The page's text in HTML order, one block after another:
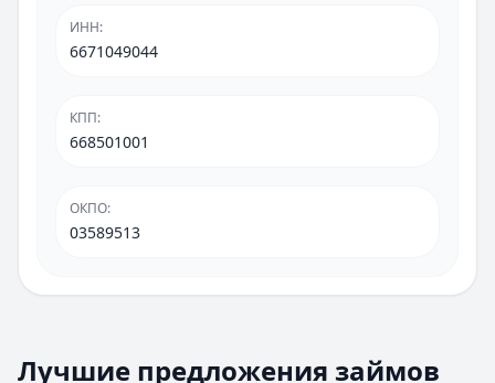
ИНН:
6671049044
КПП:
668501001
ОКПО:
03589513
Лучшие предложения займов